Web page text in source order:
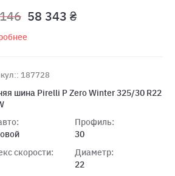
58 343 ₴
187728
шина Pirelli P Zero Winter 325/30 R22
скорости:
Профиль:
30
Диаметр:
22